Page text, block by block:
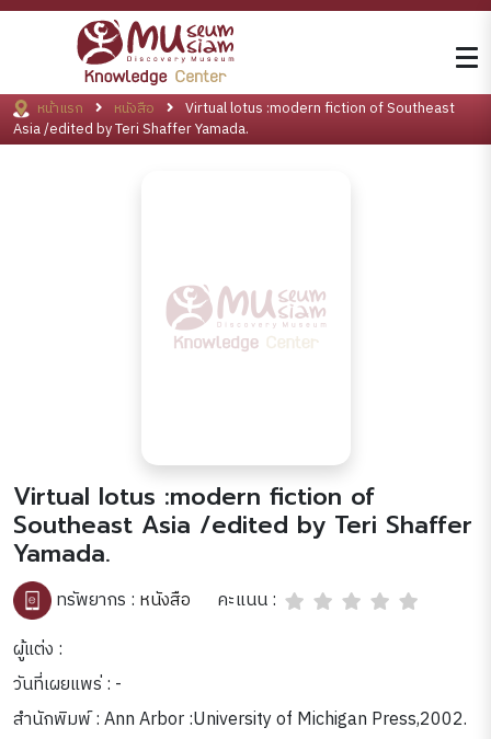
หน้าแรก หนังสือ
Virtual lotus :modern fiction of Southeast
Asia /edited by Teri Shaffer Yamada.
Virtual lotus :modern fiction of
Southeast Asia /edited by Teri Shaffer
Yamada.
ทรัพยากร : หนังสือ
คะแนน :
ผู้แต่ง :
วันที่เผยแพร่ : -
สำนักพิมพ์ : Ann Arbor :University of Michigan Press,2002.